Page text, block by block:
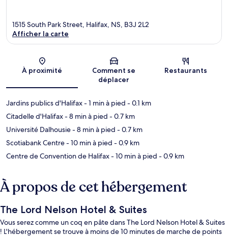
Carte
1515 South Park Street, Halifax, NS, B3J 2L2
Afficher la carte
À proximité
Comment se
déplacer
Restaurants
Jardins publics d'Halifax- 1 min à pied - 0.1 km
Citadelle d'Halifax- 8 min à pied - 0.7 km
Université Dalhousie- 8 min à pied - 0.7 km
Scotiabank Centre- 10 min à pied - 0.9 km
Centre de Convention de Halifax- 10 min à pied - 0.9 km
À propos de cet hébergement
The Lord Nelson Hotel & Suites
Vous serez comme un coq en pâte dans The Lord Nelson Hotel & Suites
! L'hébergement se trouve à moins de 10 minutes de marche de points